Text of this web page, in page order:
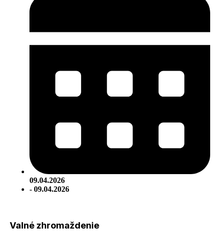
09.04.2026
- 09.04.2026
Valné zhromaždenie